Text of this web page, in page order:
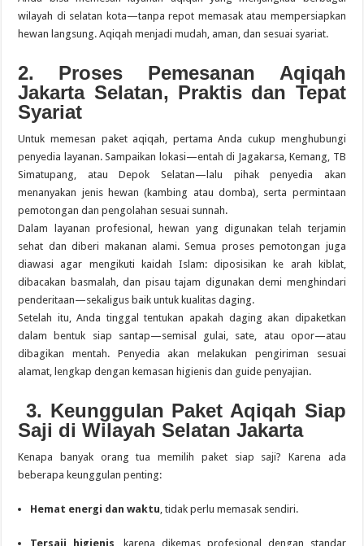
wilayah di selatan kota—tanpa repot memasak atau mempersiapkan
hewan langsung. Aqiqah menjadi mudah, aman, dan sesuai syariat.
2. Proses Pemesanan Aqiqah
Jakarta Selatan, Praktis dan Tepat
Syariat
Untuk memesan paket aqiqah, pertama Anda cukup menghubungi
penyedia layanan. Sampaikan lokasi—entah di Jagakarsa, Kemang, TB
Simatupang, atau Depok Selatan—lalu pihak penyedia akan
menanyakan jenis hewan (kambing atau domba), serta permintaan
pemotongan dan pengolahan sesuai sunnah.
Dalam layanan profesional, hewan yang digunakan telah terjamin
sehat dan diberi makanan alami. Semua proses pemotongan juga
diawasi agar mengikuti kaidah Islam: diposisikan ke arah kiblat,
dibacakan basmalah, dan pisau tajam digunakan demi menghindari
penderitaan—sekaligus baik untuk kualitas daging.
Setelah itu, Anda tinggal tentukan apakah daging akan dipaketkan
dalam bentuk siap santap—semisal gulai, sate, atau opor—atau
dibagikan mentah. Penyedia akan melakukan pengiriman sesuai
alamat, lengkap dengan kemasan higienis dan guide penyajian.
3. Keunggulan Paket Aqiqah Siap
Saji di Wilayah Selatan Jakarta
Kenapa banyak orang tua memilih paket siap saji? Karena ada
beberapa keunggulan penting:
Hemat energi dan waktu, tidak perlu memasak sendiri.
Tersaji higienis , karena dikemas profesional dengan standar